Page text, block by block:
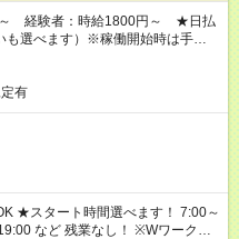
～ 経験者：時給1800円～ ★日払
も選べます）※稼働開始時は手続き
。
有
～
残業なし！ ※Wワークの